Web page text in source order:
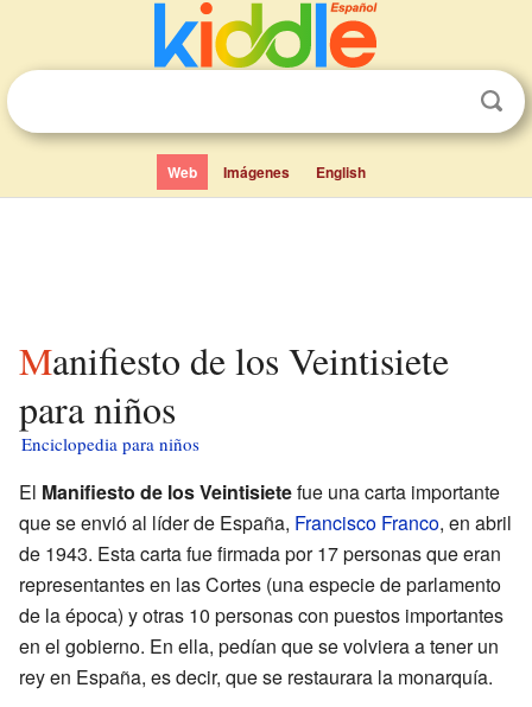
Web Imágenes English
Manifiesto de los Veintisiete
para niños
Enciclopedia para niños
El Manifiesto de los Veintisietefue una carta importante
que se envió al líder de España, Francisco Franco, en abril
de 1943. Esta carta fue firmada por 17 personas que eran
representantes en las Cortes (una especie de parlamento
de la época) y otras 10 personas con puestos importantes
en el gobierno. En ella, pedían que se volviera a tener un
rey en España, es decir, que se restaurara la monarquía.